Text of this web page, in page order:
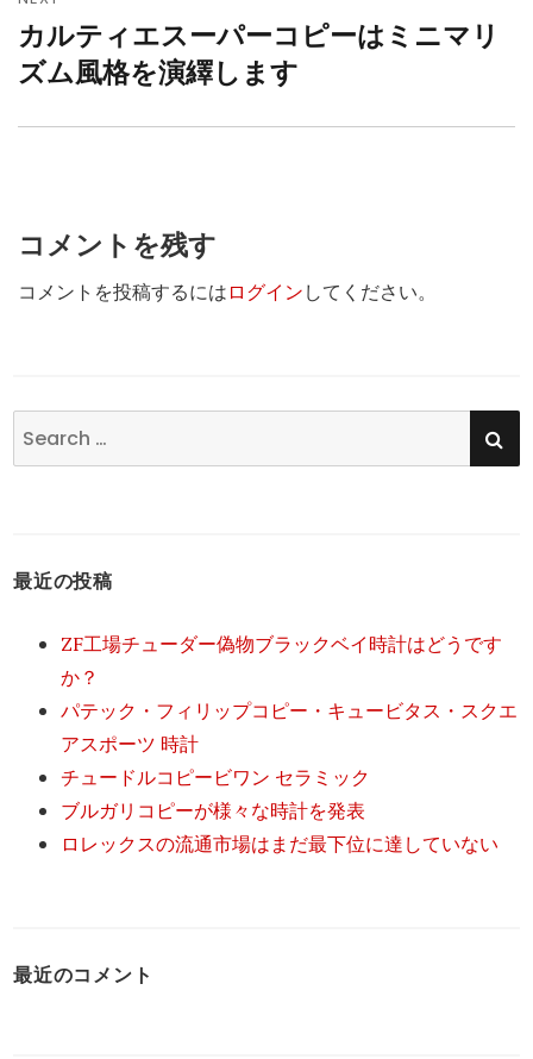
ー
シ
ョ
ン
Next
post:
カルティエスーパーコピーはミニマリ
ズム風格を演繹します
コメントを残す
コメントを投稿するにはログインしてください。
Search
for:
最近の投稿
ZF工場チューダー偽物ブラックベイ時計はどうです
か？
パテック・フィリップコピー・キュービタス・スクエ
アスポーツ 時計
チュードルコピービワン セラミック
ブルガリコピーが様々な時計を発表
ロレックスの流通市場はまだ最下位に達していない
最近のコメント